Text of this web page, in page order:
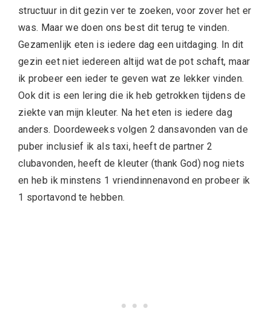
structuur in dit gezin ver te zoeken, voor zover het er
was. Maar we doen ons best dit terug te vinden.
Gezamenlijk eten is iedere dag een uitdaging. In dit
gezin eet niet iedereen altijd wat de pot schaft, maar
ik probeer een ieder te geven wat ze lekker vinden.
Ook dit is een lering die ik heb getrokken tijdens de
ziekte van mijn kleuter. Na het eten is iedere dag
anders. Doordeweeks volgen 2 dansavonden van de
puber inclusief ik als taxi, heeft de partner 2
clubavonden, heeft de kleuter (thank God) nog niets
en heb ik minstens 1 vriendinnenavond en probeer ik
1 sportavond te hebben.